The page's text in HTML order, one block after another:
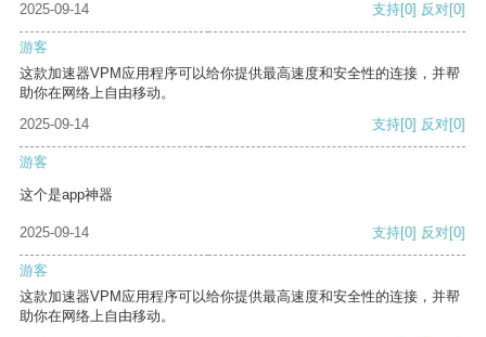
2025-09-14
支持[0] 反对[0]
游客
这款加速器VPM应用程序可以给你提供最高速度和安全性的连接，并帮
助你在网络上自由移动。
2025-09-14
支持[0] 反对[0]
游客
这个是app神器
2025-09-14 支持[0] 反对[0]
游客
这款加速器VPM应用程序可以给你提供最高速度和安全性的连接，并帮
助你在网络上自由移动。